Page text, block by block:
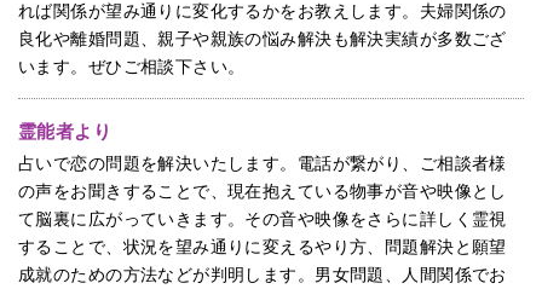
れば関係が望み通りに変化するかをお教えします。夫婦関係の
良化や離婚問題、親子や親族の悩み解決も解決実績が多数ござ
います。ぜひご相談下さい。
霊能者より
占いで恋の問題を解決いたします。電話が繋がり、ご相談者様
の声をお聞きすることで、現在抱えている物事が音や映像とし
て脳裏に広がっていきます。その音や映像をさらに詳しく霊視
することで、状況を望み通りに変えるやり方、問題解決と願望
成就のための方法などが判明します。男女問題、人間関係でお